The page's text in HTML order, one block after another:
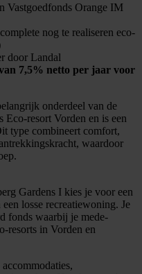
Vastgoedfonds Orange IM
complete nog te realiseren eco-
door Landal
7,5% netto per jaar voor
onderdeel van de
resort Vorden en is een
type combineert comfort,
waardoor
Gardens I kies je voor een
losse recreatiewoning. Je
fonds waarbij je mede-
resorts in Vorden en